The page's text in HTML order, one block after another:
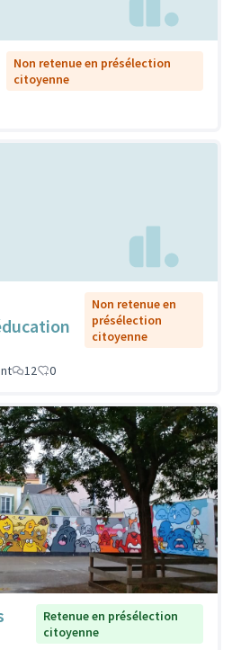
Non retenue en présélection
citoyenne
Non retenue en
présélection
citoyenne
12 0
Retenue en présélection
citoyenne